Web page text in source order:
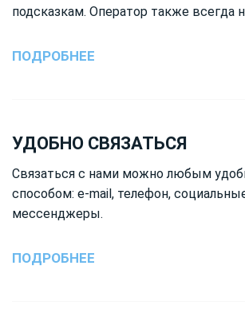
подсказкам. Оператор также всегда
ПОДРОБНЕЕ
УДОБНО СВЯЗАТЬСЯ
Связаться с нами можно любым
способом: e-mail, телефон,
мессенджеры.
ПОДРОБНЕЕ